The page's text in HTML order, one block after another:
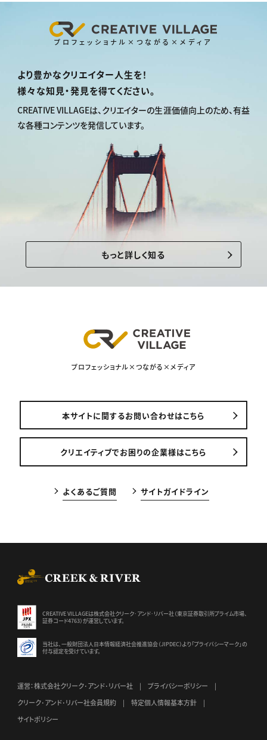
プロフェッショナル×つながる×メディア
より豊かなクリエイター人生を！
様々な知見・発見を得てください。
CREATIVE VILLAGEは、クリエイターの生涯価値向上のため、有益
な各種コンテンツを発信しています。
もっと詳しく知る
プロフェッショナル×つながる×メディア
本サイトに関するお問い合わせはこちら
クリエイティブでお困りの企業様はこちら
よくあるご質問 サイトガイドライン
CREATIVE VILLAGEは株式会社クリーク･アンド･リバー社（東京証券取引所プライム市場、
証券コード4763）が運営しています。
当社は、一般財団法人日本情報経済社会推進協会（JIPDEC）より 「プライバシーマーク」の
付与認定を受けています。
運営：株式会社クリーク･アンド･リバー社
プライバシーポリシー
クリーク･アンド･リバー社会員規約
特定個人情報基本方針
サイトポリシー